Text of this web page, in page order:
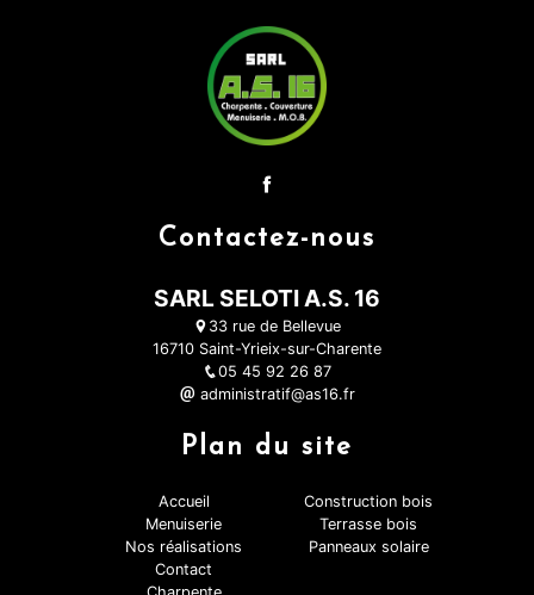
Contactez-nous
SARL SELOTI A.S. 16
33 rue de Bellevue
16710 Saint-Yrieix-sur-Charente
05 45 92 26 87
administratif@as16.fr
Plan du site
Accueil
Menuiserie
Nos réalisations
Contact
Construction bois
Terrasse bois
Panneaux solaire